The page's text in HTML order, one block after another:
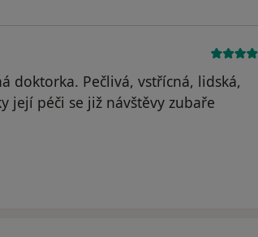
doktorka. Pečlivá, vstřícná, lidská,
její péči se již návštěvy zubaře